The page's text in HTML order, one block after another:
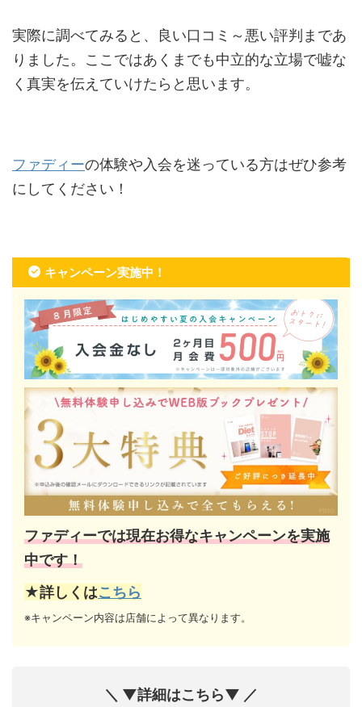
実際に調べてみると、良い口コミ～悪い評判まであ
りました。ここではあくまでも中立的な立場で嘘な
く真実を伝えていけたらと思います。
ファディーの体験や入会を迷っている方はぜひ参考
にしてください！
キャンペーン実施中！
ファディーでは現在お得なキャンペーンを実施
中です！
★詳しくはこちら
※キャンペーン内容は店舗によって異なります。
＼ ▼詳細はこちら▼ ／